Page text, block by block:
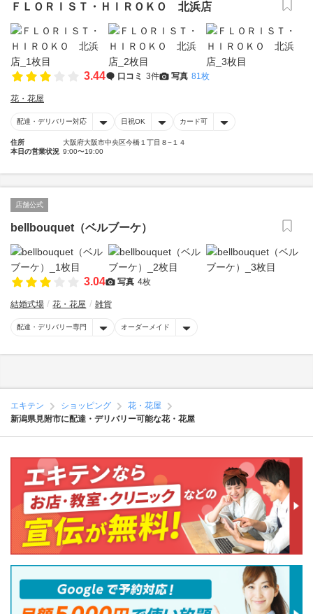
ＦＬＯＲＩＳＴ・ＨＩＲＯＫＯ 北浜店
3.44 口コミ 3件 写真 81枚
花・花屋
配達・デリバリー対応 日祝OK カード可
住所
大阪府大阪市中央区今橋１丁目８−１４
本日の営業状況 9:00〜19:00
店舗公式
bellbouquet（ベルブーケ）
3.04 写真 4枚
結婚式場 花・花屋 雑貨
配達・デリバリー専門 オーダーメイド
エキテン ショッピング
花・花屋
新潟県見附市に配達・デリバリー可能な花・花屋